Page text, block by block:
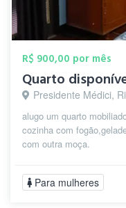
R$ 900,00 por mês
Quarto
Presidente Médici,
alugo um quarto
cozinha com
com outra moça.
Para mulheres